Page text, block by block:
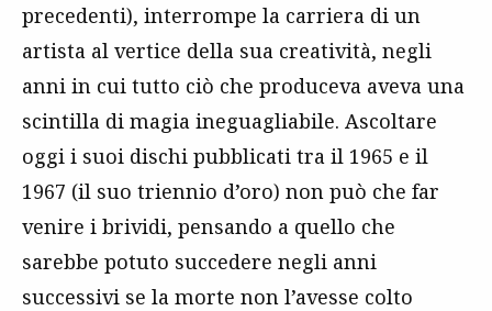
precedenti), interrompe la carriera di un
artista al vertice della sua creatività, negli
anni in cui tutto ciò che produceva aveva una
scintilla di magia ineguagliabile. Ascoltare
oggi i suoi dischi pubblicati tra il 1965 e il
1967 (il suo triennio d’oro) non può che far
venire i brividi, pensando a quello che
sarebbe potuto succedere negli anni
successivi se la morte non l’avesse colto